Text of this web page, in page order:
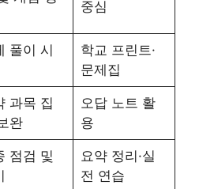
중심
풀이 시
학교 프린트·
문제집
과목 집
완
오답 노트 활
용
점검 및
요약 정리·실
전 연습